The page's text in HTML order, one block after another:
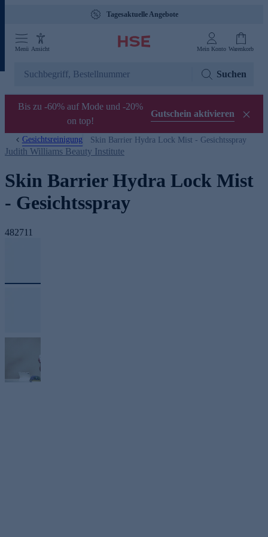
Tagesaktuelle Angebote
Menü Ansicht Mein Konto Warenkorb
Suchen
Bis zu -60% auf Mode und -20%
on top!
Gutschein aktivieren
Gesichtsreinigung Skin Barrier Hydra Lock Mist - Gesichtsspray
Judith Williams Beauty Institute
Skin Barrier Hydra Lock Mist
- Gesichtsspray
482711